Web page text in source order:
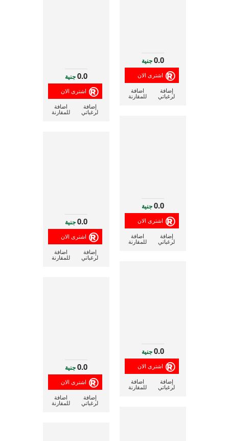
0.0جنية
إضافة
لرغباتي
اضافة
للمقارنة
0.0جنية
إضافة
لرغباتي
اضافة
للمقارنة
0.0جنية
إضافة
لرغباتي
اضافة
للمقارنة
0.0جنية
إضافة
لرغباتي
اضافة
للمقارنة
0.0جنية
إضافة
لرغباتي
اضافة
للمقارنة
0.0جنية
إضافة
لرغباتي
اضافة
للمقارنة